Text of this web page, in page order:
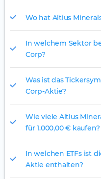
Wo hat Altius
In welchem Sektor
Corp?
Was ist das
Corp-Aktie?
Wie viele Altius
für 1.000,00 € kaufen?
In welchen ETFs ist
Aktie enthalten?